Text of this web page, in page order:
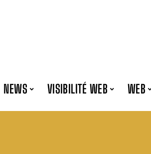
NEWS VISIBILITÉ WEB WEB